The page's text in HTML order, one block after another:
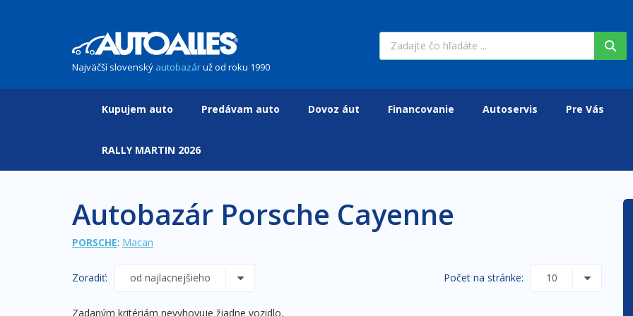
Najväčší slovenský autobazáruž od roku 1990
Kupujem auto Predávam auto Dovoz áut Financovanie Autoservis Pre Vás
RALLY MARTIN 2026
Autobazár Porsche Cayenne
PORSCHE: Macan
Zoradiť: Počet na stránke:
Zadaným kritériám nevyhovuje žiadne vozidlo.